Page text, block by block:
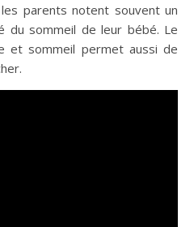
parents notent souvent un
du sommeil de leur bébé. Le
et sommeil permet aussi de